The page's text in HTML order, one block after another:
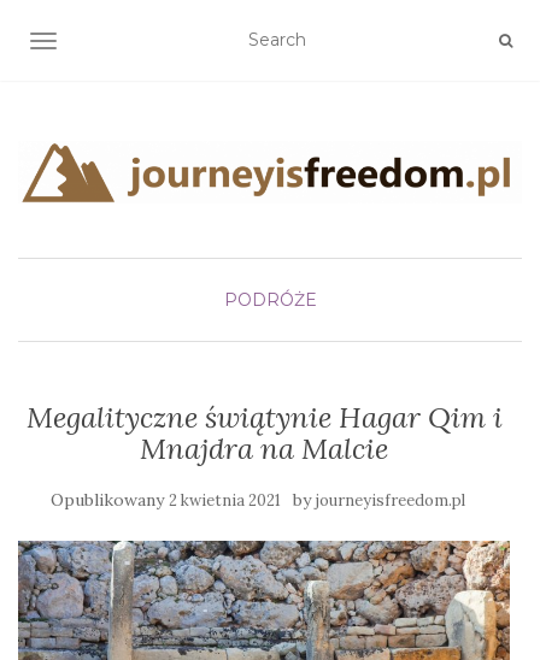
TOGGLE NAVIGATION
PODRÓŻE
Megalityczne świątynie Hagar Qim i
Mnajdra na Malcie
Opublikowany2 kwietnia 2021 byjourneyisfreedom.pl